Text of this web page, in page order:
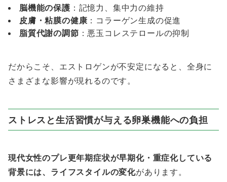
脳機能の保護 ：記憶力、集中力の維持
皮膚・粘膜の健康 ：コラーゲン生成の促進
脂質代謝の調節 ：悪玉コレステロールの抑制
だからこそ、エストロゲンが不安定になると、全身に
さまざまな影響が現れるのです。
ストレスと生活習慣が与える卵巣機能への負担
現代女性のプレ更年期症状が早期化・重症化している
背景には、ライフスタイルの変化があります。